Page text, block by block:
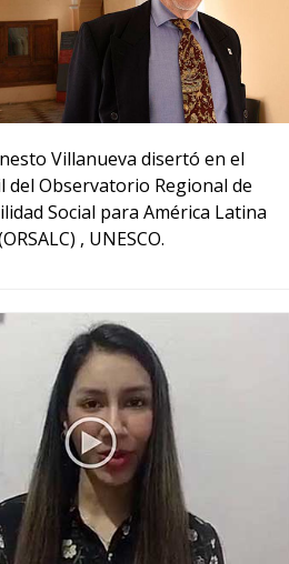
Villanueva disertó en el
del Observatorio Regional de
Social para América Latina
, UNESCO.